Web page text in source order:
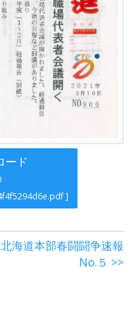
ード
]
北海道本部春闘闘争速報
No.５ >>